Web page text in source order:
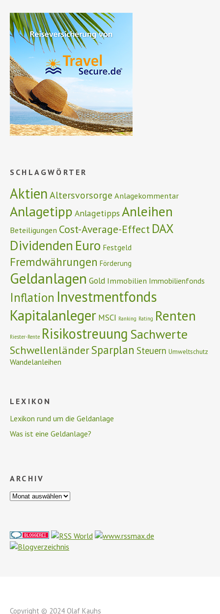
SCHLAGWÖRTER
Aktien Altersvorsorge Anlagekommentar
Anlagetipp Anlagetipps Anleihen
Beteiligungen Cost-Average-Effect DAX
Dividenden Euro Festgeld
Fremdwährungen Förderung
Geldanlagen Gold Immobilien Immobilienfonds
Inflation Investmentfonds
Kapitalanleger MSCI Ranking Rating Renten
Riester-Rente Risikostreuung Sachwerte
SchwellenländerSparplan Steuern Umweltschutz
Wandelanleihen
LEXIKON
Lexikon rund um die Geldanlage
Was ist eine Geldanlage?
ARCHIV
Copyright © 2024 Olaf Kauhs